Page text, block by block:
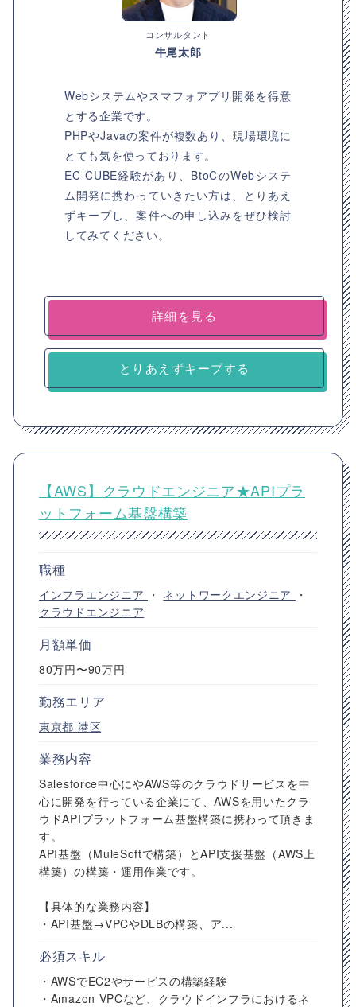
コンサルタント
牛尾太郎
Webシステムやスマフォアプリ開発を得意
とする企業です。
PHPやJavaの案件が複数あり、現場環境に
とても気を使っております。
EC-CUBE経験があり、BtoCのWebシステ
ム開発に携わっていきたい方は、とりあえ
ずキープし、案件への申し込みをぜひ検討
してみてください。
詳細を見る
とりあえずキープする
【AWS】クラウドエンジニア★APIプラ
ットフォーム基盤構築
職種
インフラエンジニア ・ ネットワークエンジニア
・
クラウドエンジニア
月額単価
80万円〜90万円
勤務エリア
東京都 港区
業務内容
Salesforce中心にやAWS等のクラウドサービスを中
心に開発を行っている企業にて、AWSを用いたクラ
ウドAPIプラットフォーム基盤構築に携わって頂きま
す。
API基盤（MuleSoftで構築）とAPI支援基盤（AWS上
構築）の構築・運用作業です。
【具体的な業務内容】
・API基盤→VPCやDLBの構築、ア...
必須スキル
・AWSでEC2やサービスの構築経験
・Amazon VPCなど、クラウドインフラにおけるネ